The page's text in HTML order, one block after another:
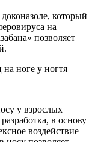
который
на
позволяет
ноге у ногтя
у взрослых
в основу
воздействие